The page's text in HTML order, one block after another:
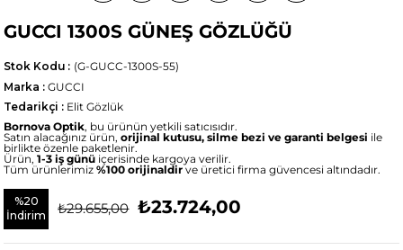
GUCCI 1300S GÜNEŞ GÖZLÜĞÜ
(G-GUCC-1300S-55)
Stok Kodu
Marka : GUCCI
Tedarikçi : Elit Gözlük
Bornova Optik, bu ürünün yetkili satıcısıdır.
Satın alacağınız ürün,orijinal kutusu, silme bezi ve garanti belgesi ile
birlikte özenle paketlenir.
Ürün,1-3 iş günü içerisinde kargoya verilir.
Tüm ürünlerimiz%100 orijinaldirve üretici firma güvencesi altındadır.
%20
İndirim
₺29.655,00 ₺23.724,00